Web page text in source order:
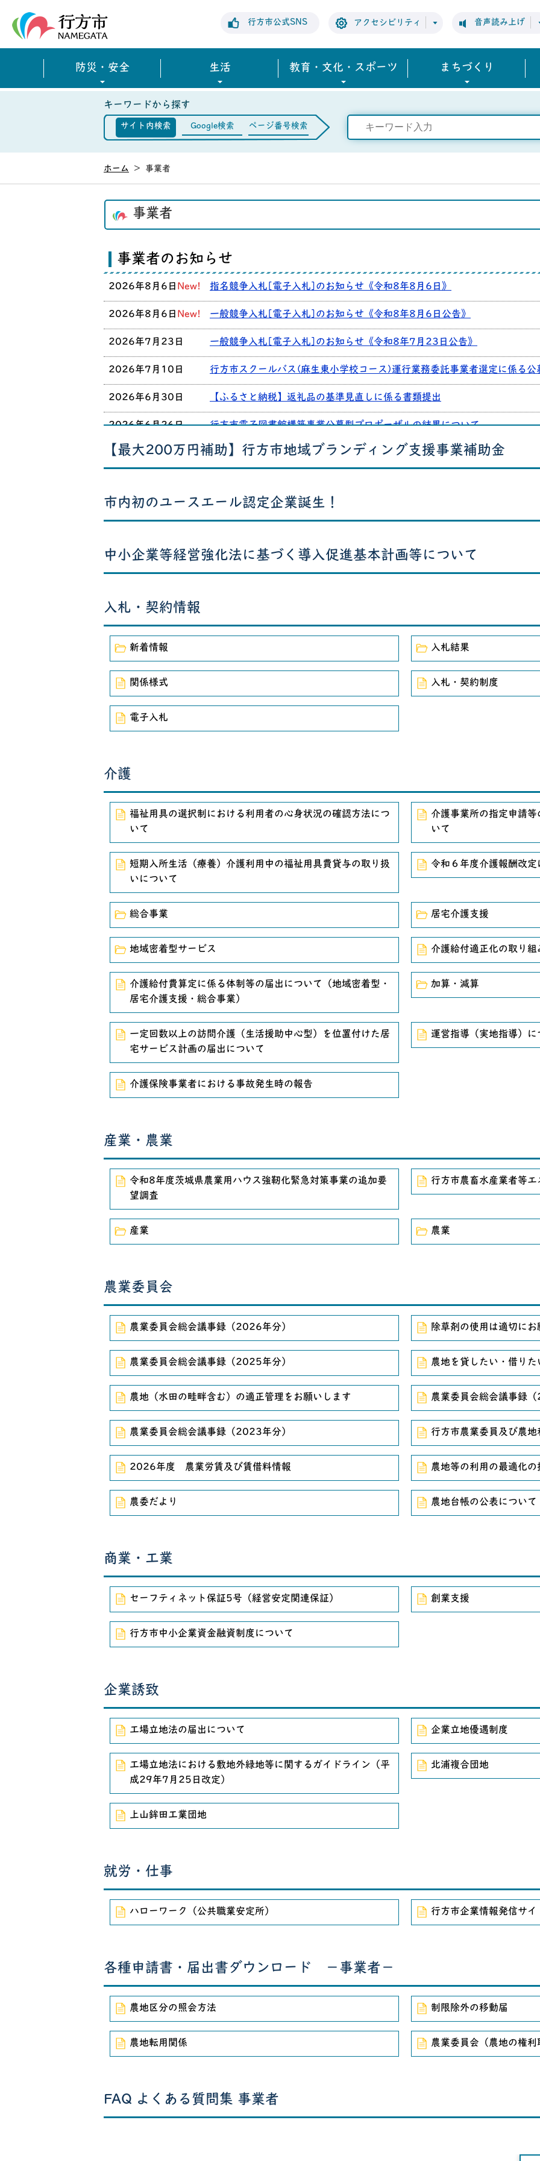
行方市公式SNS アクセシビリティ 音声読み上げ
防災・安全 生活 教育・文化・スポーツ まちづくり
キーワードから探す
サイト内検索 Google検索 ページ番号検索
ホーム > 事業者
事業者
事業者のお知らせ
2026年8月6日 New! 指名競争入札[電子入札]のお知らせ《令和8年8月6日》
2026年8月6日 New! 一般競争入札[電子入札]のお知らせ《令和8年8月6日公告》
2026年7月23日 一般競争入札[電子入札]のお知らせ《令和8年7月23日公告》
2026年7月10日 行方市スクールバス(麻生東小学校コース)運行業務委託事業者選定に係る公
2026年6月30日 【ふるさと納税】返礼品の基準見直しに係る書類提出
2026年6月26日 行方市電子図書館構築事業公募型プロポーザルの結果について
2026年6月8日 【募集終了】行方市クラウド型電話交換機導入等業務プロポーザルを実施し
2025年4月3日 令和7・8年度 有資格者の等級格付及び等級別発注設計金額について
2023年10月17日 行方市地域包括支援センター運営業務委託に関する公募型プロポーザルの結
2023年5月16日 令和5年度地域課題解決型起業支援事業について
2023年5月16日
2019年10月7日 「訪問・モニタリング・担当者会議実施確認表」の掲載について
2017年4月1日 行方市における公共工事に係る前払金の取扱いについて
【最大200万円補助】行方市地域ブランディング支援事業補助金
市内初のユースエール認定企業誕生！
中小企業等経営強化法に基づく導入促進基本計画等について
入札・契約情報
新着情報 入札結果
関係様式 入札・契約制度
電子入札
介護
福祉用具の選択制における利用者の心身状況の確認方法につ
いて
介護事業所の指定申請
いて
短期入所生活（療養）介護利用中の福祉用具費貸与の取り扱
いについて
令和６年度介護報酬改定
総合事業 居宅介護支援
地域密着型サービス 介護給付適正化の取り組
介護給付費算定に係る体制等の届出について（地域密着型・
居宅介護支援・総合事業）
加算・減算
一定回数以上の訪問介護（生活援助中心型）を位置付けた居
宅サービス計画の届出について
運営指導（実地指導）に
介護保険事業者における事故発生時の報告
産業・農業
令和8年度茨城県農業用ハウス強靭化緊急対策事業の追加要
望調査
行方市農畜水産業者等
産業 農業
農業委員会
農業委員会総会議事録（2026年分） 除草剤の使用は適切にお
農業委員会総会議事録（2025年分） 農地を貸したい・借りた
農地（水田の畦畔含む）の適正管理をお願いします 農業委員会総会議事録（
農業委員会総会議事録（2023年分） 行方市農業委員及び農
2026年度 農業労賃及び賃借料情報 農地等の利用の最適化
農委だより 農地台帳の公表について
商業・工業
セーフティネット保証5号（経営安定関連保証） 創業支援
行方市中小企業資金融資制度について
企業誘致
工場立地法の届出について 企業立地優遇制度
工場立地法における敷地外緑地等に関するガイドライン（平
成29年7月25日改定）
北浦複合団地
上山鉾田工業団地
就労・仕事
ハローワーク（公共職業安定所） 行方市企業情報発信サイ
各種申請書・届出書ダウンロード －事業者－
農地区分の照会方法 制限除外の移動届
農地転用関係 農業委員会（農地の権利
FAQ よくある質問集 事業者